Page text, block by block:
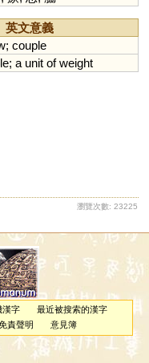
英文意義
; couple
; a unit of weight
瀏覽次數: 23225
漢字
最近被搜索的漢字
責聲明 意見簿